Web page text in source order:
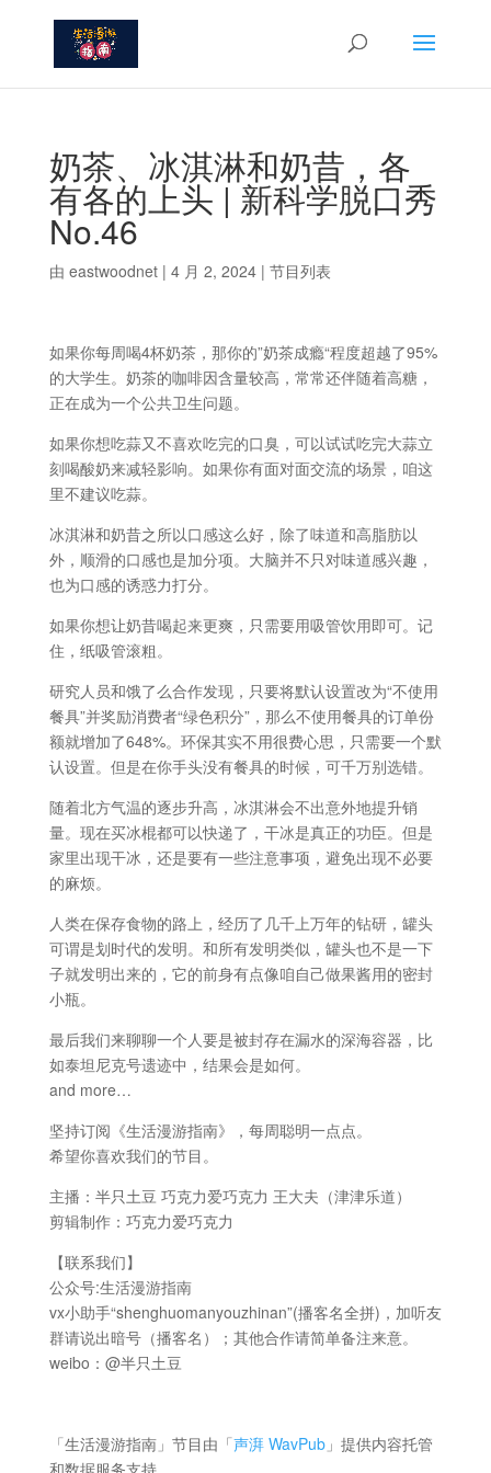
奶茶、冰淇淋和奶昔，各
有各的上头 | 新科学脱口秀
No.46
由 eastwoodnet| 4 月 2, 2024| 节目列表
如果你每周喝4杯奶茶，那你的”奶茶成瘾“程度超越了95%
的大学生。奶茶的咖啡因含量较高，常常还伴随着高糖，
正在成为一个公共卫生问题。
如果你想吃蒜又不喜欢吃完的口臭，可以试试吃完大蒜立
刻喝酸奶来减轻影响。如果你有面对面交流的场景，咱这
里不建议吃蒜。
冰淇淋和奶昔之所以口感这么好，除了味道和高脂肪以
外，顺滑的口感也是加分项。大脑并不只对味道感兴趣，
也为口感的诱惑力打分。
如果你想让奶昔喝起来更爽，只需要用吸管饮用即可。记
住，纸吸管滚粗。
研究人员和饿了么合作发现，只要将默认设置改为“不使用
餐具”并奖励消费者“绿色积分”，那么不使用餐具的订单份
额就增加了648%。环保其实不用很费心思，只需要一个默
认设置。但是在你手头没有餐具的时候，可千万别选错。
随着北方气温的逐步升高，冰淇淋会不出意外地提升销
量。现在买冰棍都可以快递了，干冰是真正的功臣。但是
家里出现干冰，还是要有一些注意事项，避免出现不必要
的麻烦。
人类在保存食物的路上，经历了几千上万年的钻研，罐头
可谓是划时代的发明。和所有发明类似，罐头也不是一下
子就发明出来的，它的前身有点像咱自己做果酱用的密封
小瓶。
最后我们来聊聊一个人要是被封存在漏水的深海容器，比
如泰坦尼克号遗迹中，结果会是如何。
and more…
坚持订阅《生活漫游指南》，每周聪明一点点。
希望你喜欢我们的节目。
主播：半只土豆 巧克力爱巧克力 王大夫（津津乐道）
剪辑制作：巧克力爱巧克力
【联系我们】
公众号:生活漫游指南
vx小助手“shenghuomanyouzhinan”(播客名全拼)，加听友
群请说出暗号（播客名）；其他合作请简单备注来意。
weibo：@半只土豆
「生活漫游指南」节目由「声湃 WavPub」提供内容托管
和数据服务支持。